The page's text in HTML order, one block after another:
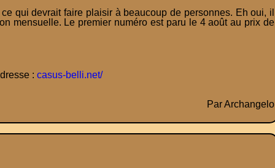
qui devrait faire plaisir à beaucoup de personnes. Eh oui, il
mensuelle. Le premier numéro est paru le 4 août au prix de
: casus-belli.net/
Par Archangelo